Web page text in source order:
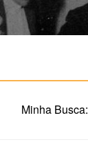
Minha Busca: